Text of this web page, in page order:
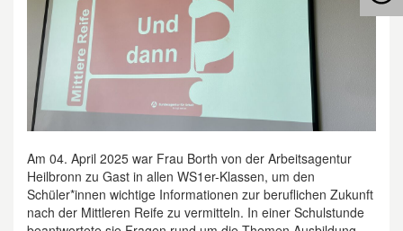
Am 04. April 2025 war Frau Borth von der Arbeitsagentur
Heilbronn zu Gast in allen WS1er-Klassen, um den
Schüler*innen wichtige Informationen zur beruflichen Zukunft
nach der Mittleren Reife zu vermitteln. In einer Schulstunde